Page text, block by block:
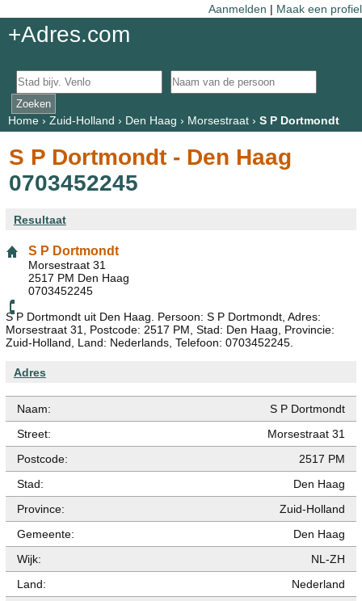
Aanmelden | Maak een profiel
+Adres.com
Home› Zuid-Holland › Den Haag › Morsestraat› S P Dortmondt
S P Dortmondt - Den Haag
0703452245
Resultaat
S P Dortmondt
Morsestraat 31
2517 PM Den Haag
0703452245
S P Dortmondt uit Den Haag. Persoon: S P Dortmondt, Adres:
Morsestraat 31, Postcode: 2517 PM, Stad: Den Haag, Provincie:
Zuid-Holland, Land: Nederlands, Telefoon: 0703452245.
Adres
Naam:
S P Dortmondt
Street:
Morsestraat 31
Postcode:
2517 PM
Stad:
Den Haag
Province:
Zuid-Holland
Gemeente:
Den Haag
Wijk:
NL-ZH
Land:
Nederland